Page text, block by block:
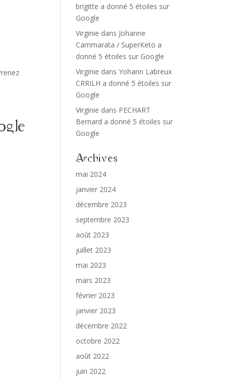
brigitte a donné 5 étoiles sur
Google
Virginie dans Johanne
Cammarata / SuperKeto a
donné 5 étoiles sur Google
Virginie dansYohann Labreux
CRRILH a donné 5 étoiles sur
Google
Virginie dans PECHART
Bernard a donné 5 étoiles sur
Google
Archives
mai 2024
janvier 2024
décembre 2023
septembre 2023
août 2023
juillet 2023
mai 2023
mars 2023
février 2023
janvier 2023
décembre 2022
octobre 2022
août 2022
juin 2022